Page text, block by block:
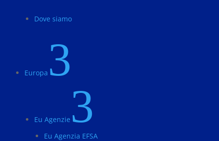
Dove siamo
Europa 3
Eu Agenzie 3
Eu Agenzia EFSA